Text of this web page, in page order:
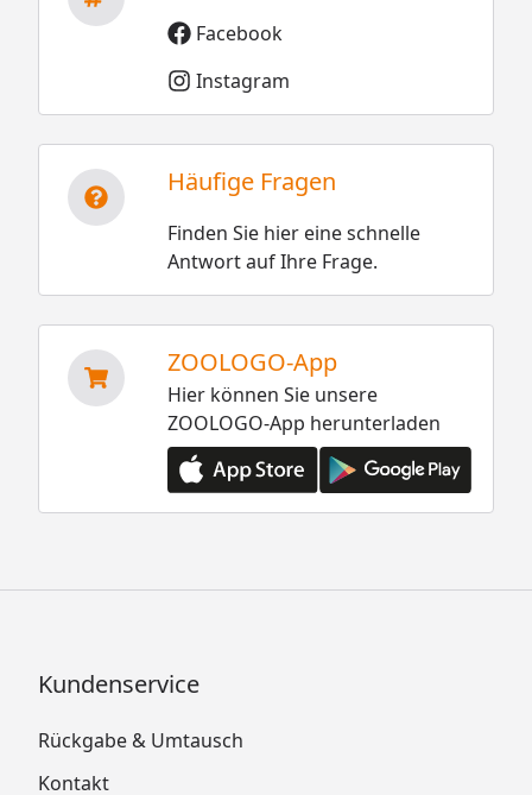
Facebook
Instagram
Häufige Fragen
Finden Sie hier eine schnelle
Antwort auf Ihre Frage.
ZOOLOGO-App
Hier können Sie unsere
ZOOLOGO-App herunterladen
Kundenservice
Rückgabe & Umtausch
Kontakt